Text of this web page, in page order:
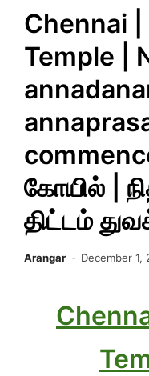
Chennai
Temple |
கோயில் |
திட்டம்
Arangar December 1,